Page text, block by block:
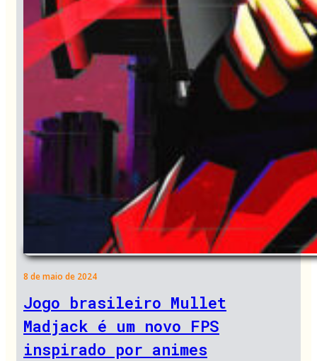
8 de maio de 2024
Jogo brasileiro Mullet
Madjack é um novo FPS
inspirado por animes